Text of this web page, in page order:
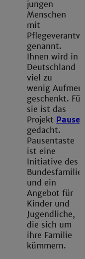
jungen
Menschen
mit
genannt.
Ihnen wird in
Deutschland
viel zu
wenig
geschenkt. Für
sie ist das
Projekt
gedacht.
Pausentaste
ist eine
Initiative des
und ein
Angebot für
Kinder und
Jugendliche,
die sich um
ihre Familie
kümmern.